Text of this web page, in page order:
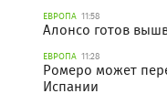
ЕВРОПА 11:58
Алонсо готов
ЕВРОПА 11:28
Ромеро может
Испании